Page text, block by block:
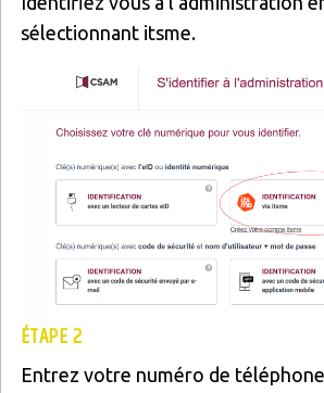
sélectionnant itsme.
ÉTAPE 2
Entrez votre numéro de